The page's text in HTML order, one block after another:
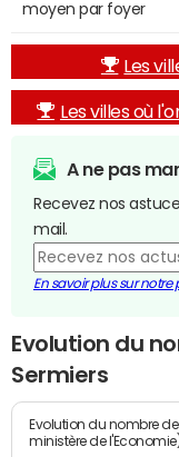
moyen par foyer
Les
Les villes où
A ne pas
Recevez nos
mail.
En savoir plus sur
Evolution du
Sermiers
Evolution du nombre
ministère de